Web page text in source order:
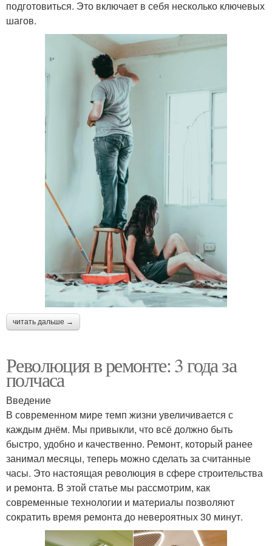
подготовиться. Это включает в себя несколько ключевых
шагов.
читать дальше →
Революция в ремонте: 3 года за
полчаса
Введение
В современном мире темп жизни увеличивается с
каждым днём. Мы привыкли, что всё должно быть
быстро, удобно и качественно. Ремонт, который ранее
занимал месяцы, теперь можно сделать за считанные
часы. Это настоящая революция в сфере строительства
и ремонта. В этой статье мы рассмотрим, как
современные технологии и материалы позволяют
сократить время ремонта до невероятных 30 минут.